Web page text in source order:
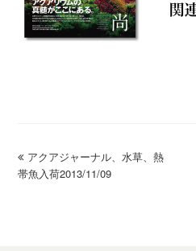
previous
post:
アクアジャーナル、水草、熱
帯魚入荷2013/11/09